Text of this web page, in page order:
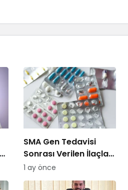
SMA Gen Tedavisi
Sonrası Verilen İlaçları
SGK Ödemeyecek!
1 ay önce